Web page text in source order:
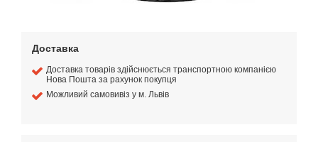
Доставка
Доставка товарів здійснюється транспортною компанією
Нова Пошта за рахунок покупця
Можливий самовивіз у м. Львів